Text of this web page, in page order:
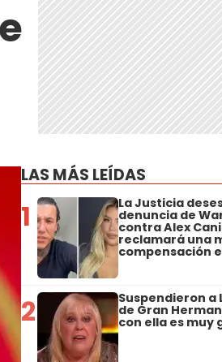
LAS MÁS LEÍDAS
1 La Justicia
denuncia de
contra Alex
reclamará una
compensación
2 Suspendieron a
de Gran
con ella es muy